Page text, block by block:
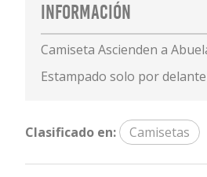
Información
Camiseta Ascienden a
Estampado solo por delante
Clasificado en: Camisetas